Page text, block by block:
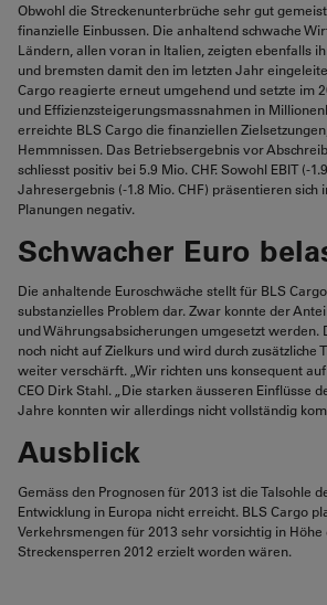
Obwohl die Streckenunterbrüche sehr gut
finanzielle Einbussen. Die anhaltend schwache
Ländern, allen voran in Italien, zeigten ebenfalls
und bremsten damit den im letzten Jahr
Cargo reagierte erneut umgehend und setzte im
und Effizienzsteigerungsmassnahmen in
erreichte BLS Cargo die finanziellen
Hemmnissen. Das Betriebsergebnis vor
schliesst positiv bei 5.9 Mio. CHF. Sowohl EBIT (-
Jahresergebnis (-1.8 Mio. CHF) präsentieren sich
Planungen negativ.
Schwacher Euro
Die anhaltende Euroschwäche stellt für BLS
substanzielles Problem dar. Zwar konnte der
und Währungsabsicherungen umgesetzt werden.
noch nicht auf Zielkurs und wird durch zusätzliche
weiter verschärft. „Wir richten uns konsequent
CEO Dirk Stahl. „Die starken äusseren Einflüsse
Jahre konnten wir allerdings nicht vollständig
Ausblick
Gemäss den Prognosen für 2013 ist die Talsohle
Entwicklung in Europa nicht erreicht. BLS Cargo
Verkehrsmengen für 2013 sehr vorsichtig in
Streckensperren 2012 erzielt worden wären.